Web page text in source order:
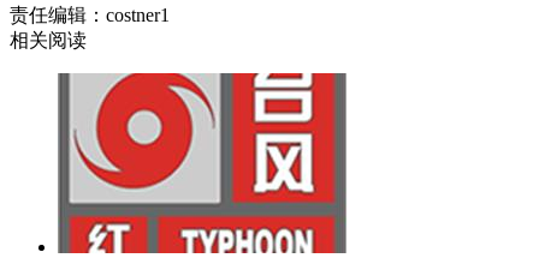
责任编辑：costner1
相关阅读